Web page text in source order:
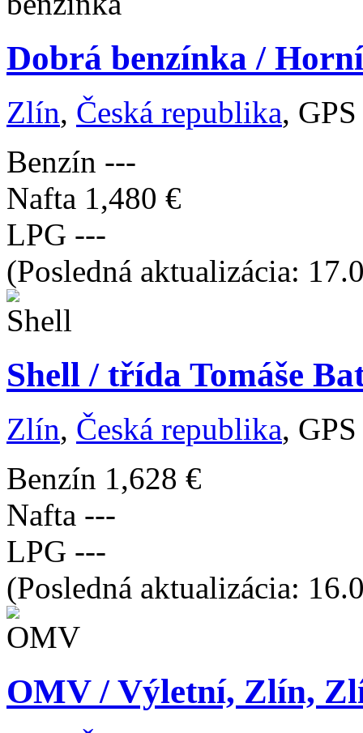
Dobrá benzínka /
Zlín, Česká republika,
Benzín ---
Nafta 1,480 €
LPG ---
(Posledná aktualizácia:
Shell / třída Tomáše
Zlín, Česká republika,
Benzín 1,628 €
Nafta ---
LPG ---
(Posledná aktualizácia:
OMV / Výletní, Zlín,